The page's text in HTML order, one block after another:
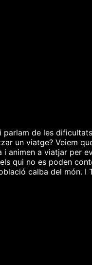
de les
un viatge? Veiem
i animen a viatjar per
qui no es poden
calba del món. I